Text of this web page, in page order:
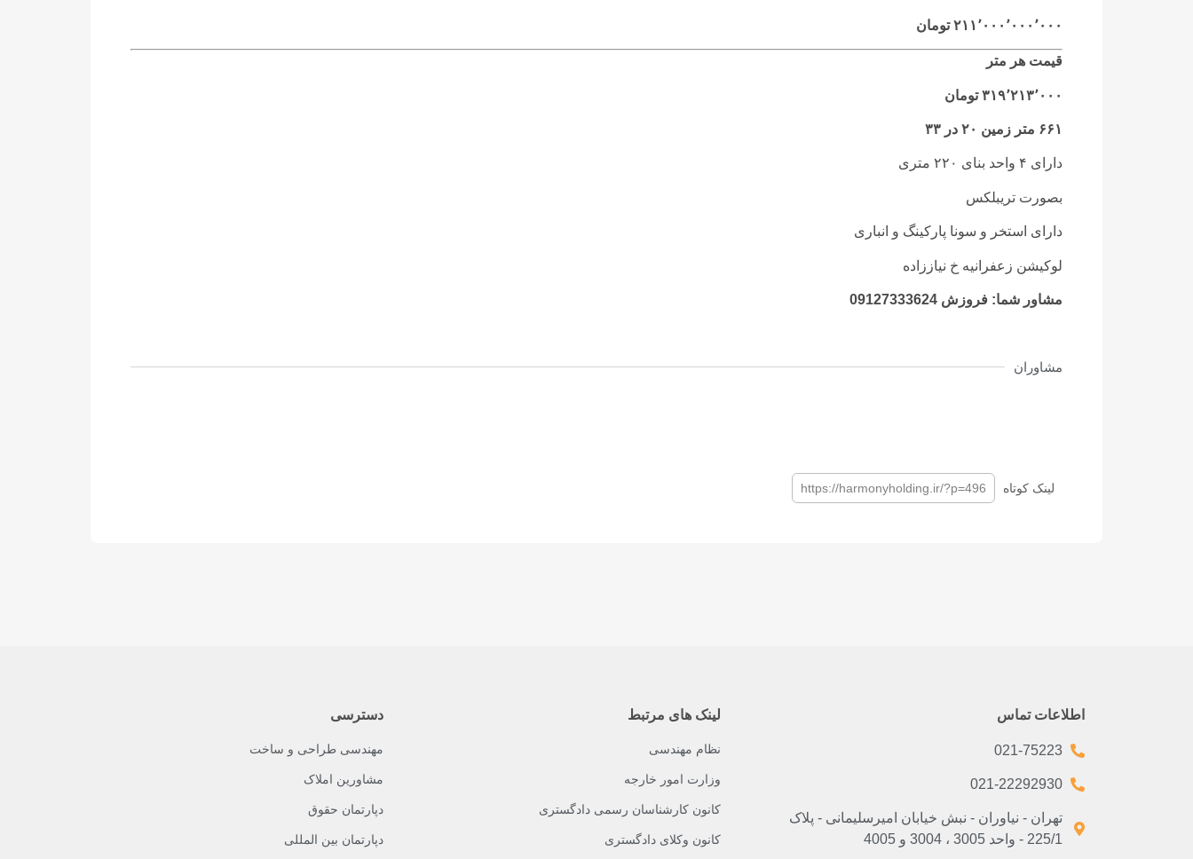
۲۱۱٬۰۰۰٬۰۰۰٬۰۰۰ تومان
قیمت هر متر
۳۱۹٬۲۱۳٬۰۰۰ تومان
۶۶۱ متر زمین ۲۰ در ۳۳
دارای ۴ واحد بنای ۲۲۰ متری
بصورت تریبلکس
دارای استخر و سونا پارکینگ و انباری
لوکیشن زعفرانیه خ نیاززاده
مشاور شما: فروزش 09127333624
مشاوران
لینک کوتاه https://harmonyholding.ir/?p=496
اطلاعات تماس
021-75223
021-22292930
تهران - نیاوران - نبش خیابان امیرسلیمانی - پلاک
225/1 - واحد 3005 ، 3004 و 4005
لینک های مرتبط
نظام مهندسی
وزارت امور خارجه
کانون کارشناسان رسمی دادگستری
کانون وکلای دادگستری
دسترسی
مهندسی طراحی و ساخت
مشاورین املاک
دپارتمان حقوق
دپارتمان بین المللی